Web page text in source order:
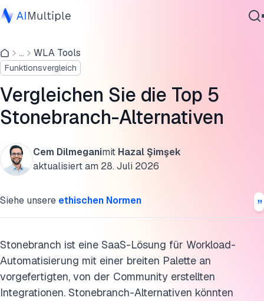
Agentische KI
Cybersicherheit
Daten
Unternehmenssoftware
Dienstleistungen
... WLA Tools
Funktionsvergleich
Vergleichen Sie die Top 5
Stonebranch-Alternativen
Cem Dilmeganimit Hazal Şimşek
aktualisiert am 28. Juli 2026
Siehe unsere ethischen Normen
Stonebranch ist eine SaaS-Lösung für Workload-
Automatisierung mit einer breiten Palette an
vorgefertigten, von der Community erstellten
Integrationen. Stonebranch-Alternativen könnten
Stonebranch UAC Bewertung
Weitere Alternativen